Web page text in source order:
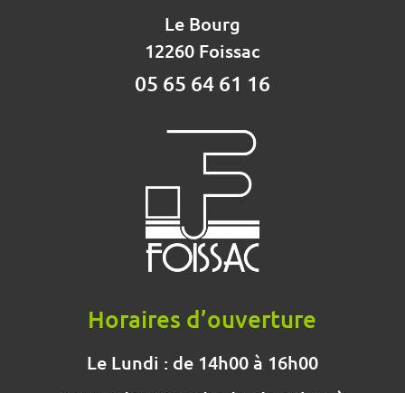
Le Bourg
12260 Foissac
05 65 64 61 16
Horaires d’ouverture
Le Lundi : de 14h00 à 16h00